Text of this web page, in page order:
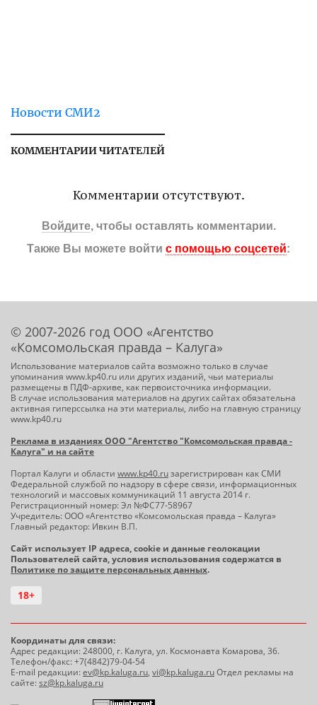
Новости СМИ2
КОММЕНТАРИИ ЧИТАТЕЛЕЙ
Комментарии отсутствуют.
Войдите, чтобы оставлять комментарии.
Также Вы можете войти с помощью соцсетей:
© 2007-2026 год ООО «Агентство
«Комсомольская правда – Калуга»
Использование материалов сайта возможно только в случае
упоминания www.kp40.ru или других изданий, чьи материалы
размещены в ПДФ-архиве, как первоисточника информации.
В случае использования материалов на других сайтах обязательна
активная гиперссылка на эти материалы, либо на главную страницу
www.kp40.ru
Реклама в изданиях ООО "Агентство "Комсомольская правда -
Калуга" и на сайте
Портал Калуги и области www.kp40.ruзарегистрирован как СМИ
Федеральной службой по надзору в сфере связи, информационных
технологий и массовых коммуникаций 11 августа 2014 г.
Регистрационный номер: Эл №ФС77-58967
Учредитель: ООО «Агентство «Комсомольская правда – Калуга»
Главный редактор: Ивкин В.П.
Сайт использует IP адреса, cookie и данные геолокации
Пользователей сайта, условия использования содержатся в
Политике по защите персональных данных.
18+
Координаты для связи:
Адрес редакции: 248000, г. Калуга, ул. Космонавта Комарова, 36.
Телефон/факс: +7(4842)79-04-54
E-mail редакции:ev@kp.kaluga.ru, vi@kp.kaluga.ruОтдел рекламы на
сайте:sz@kp.kaluga.ru